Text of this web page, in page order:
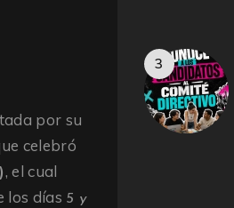
por su
celebró
, el cual
los días 5 y